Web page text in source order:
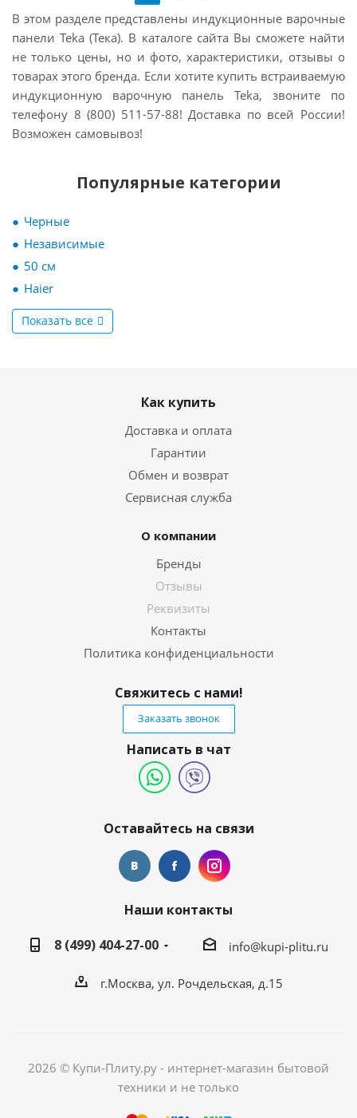
В этом разделе представлены индукционные варочные
панели Teka (Тека). В каталоге сайта Вы сможете найти
не только цены, но и фото, характеристики, отзывы о
товарах этого бренда. Если хотите купить встраиваемую
индукционную варочную панель Teka, звоните по
телефону 8 (800) 511-57-88! Доставка по всей России!
Возможен самовывоз!
Популярные категории
Черные
Независимые
50 см
Haier
Показать все
Как купить
Доставка и оплата
Гарантии
Обмен и возврат
Сервисная служба
О компании
Бренды
Отзывы
Реквизиты
Контакты
Политика конфиденциальности
Свяжитесь с нами!
Заказать звонок
Написать в чат
Оставайтесь на связи
Наши контакты
8 (499) 404-27-00
info@kupi-plitu.ru
г.Москва, ул. Рочдельская, д.15
2026 © Купи-Плиту.ру - интернет-магазин бытовой
техники и не только